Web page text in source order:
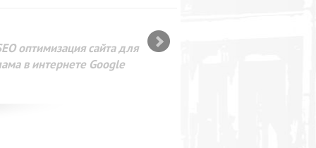
оптимизация сайта для
в интернете Google